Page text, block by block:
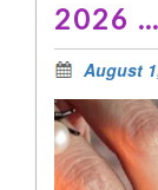
2026 …
August